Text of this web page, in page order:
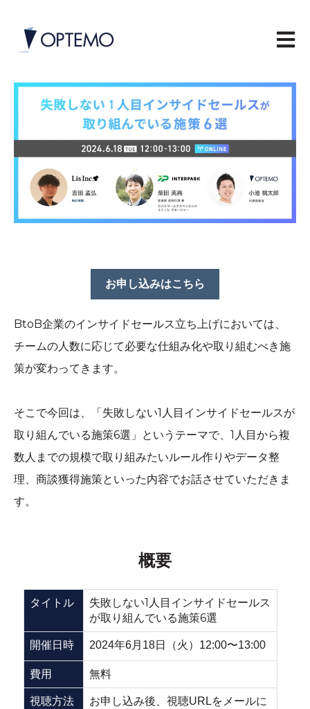
メイ
お申し込みはこちら
BtoB企業のインサイドセールス立ち上げにおいては、
チームの人数に応じて必要な仕組み化や取り組むべき施
策が変わってきます。
そこで今回は、「失敗しない1人目インサイドセールスが
取り組んでいる施策6選」というテーマで、1人目から複
数人までの規模で取り組みたいルール作りやデータ整
理、商談獲得施策といった内容でお話させていただきま
す。
概要
タイトル
失敗しない1人目インサイドセールス
が取り組んでいる施策6選
開催日時 2024年6月18日（火）12:00〜13:00
費用 無料
視聴方法
お申し込み後、視聴URLをメールに